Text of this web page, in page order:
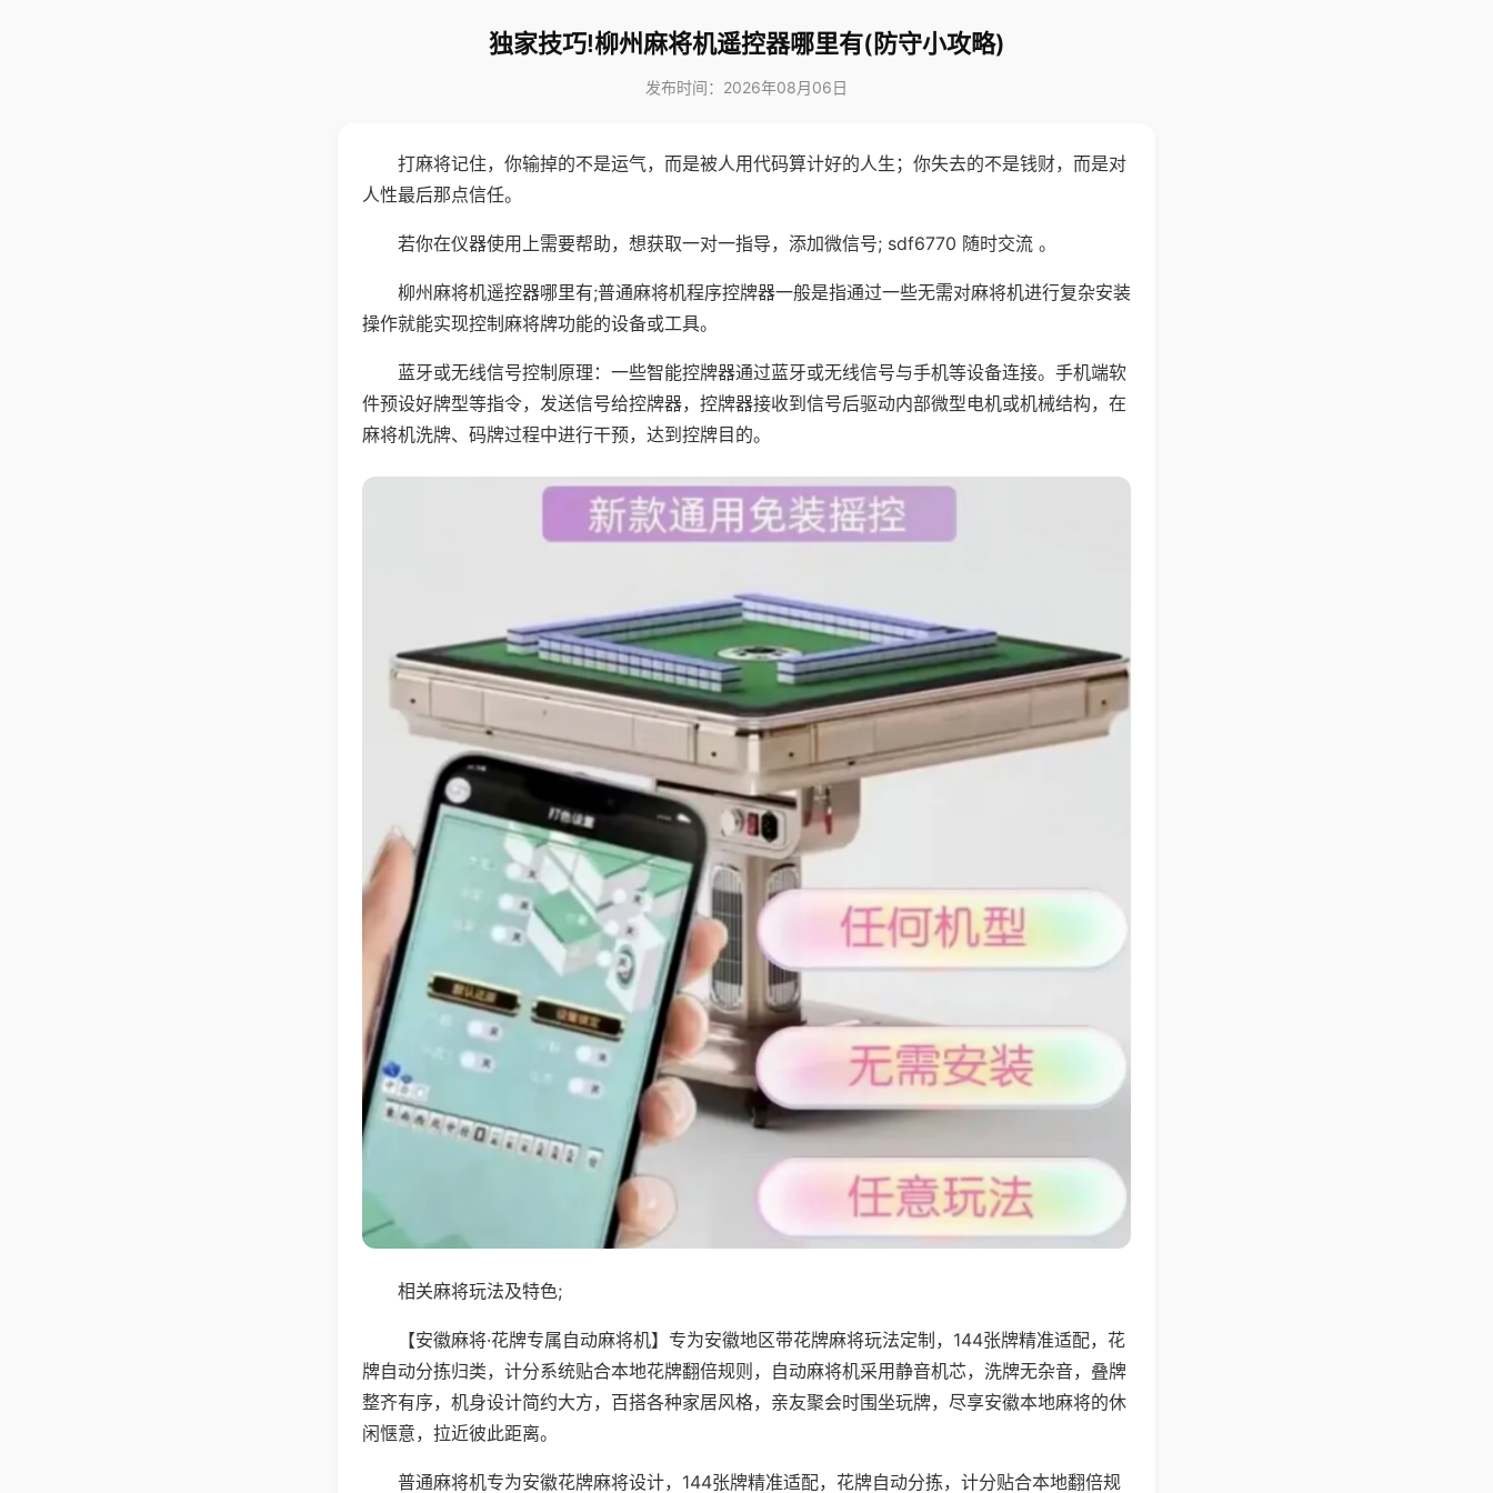
独家技巧!柳州麻将机遥控器哪里有(防守小攻略)
发布时间：2026年08月06日
打麻将记住，你输掉的不是运气，而是被人用代码算计好的人生；你失去的不是钱财，而是对
人性最后那点信任。
若你在仪器使用上需要帮助，想获取一对一指导，添加微信号; sdf6770 随时交流 。
柳州麻将机遥控器哪里有;普通麻将机程序控牌器一般是指通过一些无需对麻将机进行复杂安装
操作就能实现控制麻将牌功能的设备或工具。
蓝牙或无线信号控制原理：一些智能控牌器通过蓝牙或无线信号与手机等设备连接。手机端软
件预设好牌型等指令，发送信号给控牌器，控牌器接收到信号后驱动内部微型电机或机械结构，在
麻将机洗牌、码牌过程中进行干预，达到控牌目的。
相关麻将玩法及特色;
【安徽麻将·花牌专属自动麻将机】专为安徽地区带花牌麻将玩法定制，144张牌精准适配，花
牌自动分拣归类，计分系统贴合本地花牌翻倍规则，自动麻将机采用静音机芯，洗牌无杂音，叠牌
整齐有序，机身设计简约大方，百搭各种家居风格，亲友聚会时围坐玩牌，尽享安徽本地麻将的休
闲惬意，拉近彼此距离。
普通麻将机专为安徽花牌麻将设计，144张牌精准适配，花牌自动分拣，计分贴合本地翻倍规